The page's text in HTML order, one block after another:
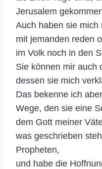
Jerusalem
Auch haben sie mich
mit jemanden reden
im Volk noch in den
Sie können mir auch
dessen sie mich
Das bekenne ich
Wege, den sie eine
dem Gott meiner
was geschrieben
Propheten,
und habe die